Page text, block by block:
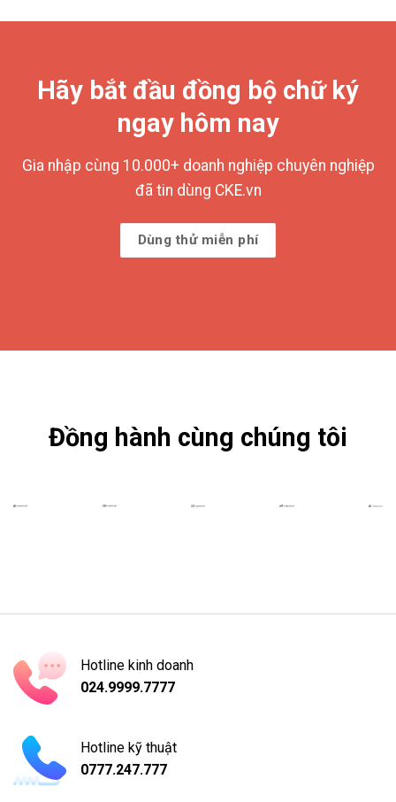
Hãy bắt đầu đồng bộ chữ ký
ngay hôm nay
Gia nhập cùng 10.000+ doanh nghiệp chuyên nghiệp
đã tin dùng CKE.vn
Dùng thử miễn phí
Đồng hành cùng chúng tôi
Hotline kinh doanh
024.9999.7777
Hotline kỹ thuật
0777.247.777